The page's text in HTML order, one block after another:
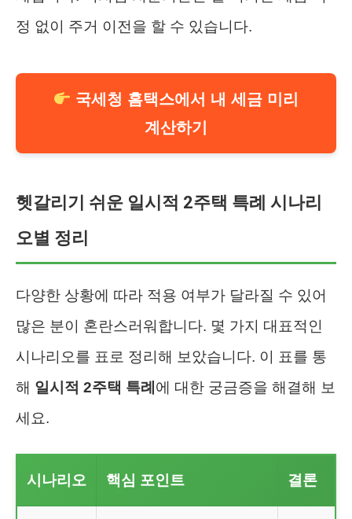
정 없이 주거 이전을 할 수 있습니다.
국세청 홈택스에서 내 세금 미리
계산하기
헷갈리기 쉬운 일시적 2주택 특례 시나리
오별 정리
다양한 상황에 따라 적용 여부가 달라질 수 있어
많은 분이 혼란스러워합니다. 몇 가지 대표적인
시나리오를 표로 정리해 보았습니다. 이 표를 통
해 일시적 2주택 특례 에 대한 궁금증을 해결해 보
세요.
시나리오 핵심 포인트 결론